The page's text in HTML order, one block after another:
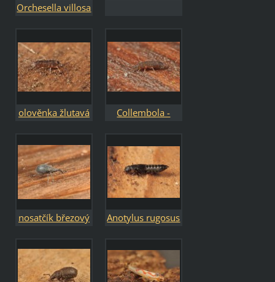
Orchesella villosa
olověnka žlutavá
Pogonognathellu
s flavescens
Collembola -
nosatčík březový
simile
Anotylus rugosus